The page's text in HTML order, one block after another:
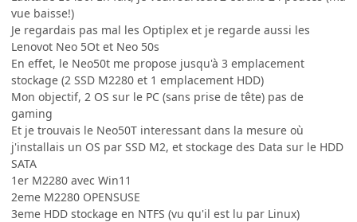
vue baisse!)
Je regardais pas mal les Optiplex et je regarde aussi les
Lenovot Neo 5Ot et Neo 50s
En effet, le Neo50t me propose jusqu'à 3 emplacement
stockage (2 SSD M2280 et 1 emplacement HDD)
Mon objectif, 2 OS sur le PC (sans prise de tête) pas de
gaming
Et je trouvais le Neo50T interessant dans la mesure où
j'installais un OS par SSD M2, et stockage des Data sur le HDD
SATA
1er M2280 avec Win11
2eme M2280 OPENSUSE
3eme HDD stockage en NTFS (vu qu'il est lu par Linux)